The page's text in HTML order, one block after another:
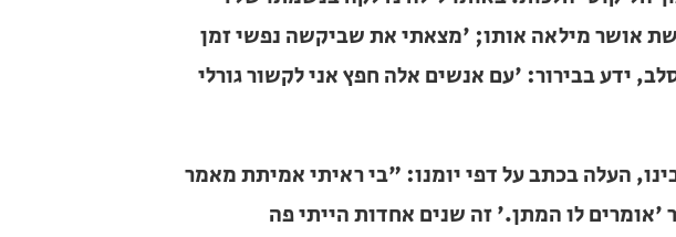
הליקוטי הלכות. באותו לילה נדלקה בנשמתו של ר'
אושר מילאה אותו; 'מצאתי את שביקשה נפשי זמן
ידע בבירור: 'עם אנשים אלה חפץ אני לקשור גורלי
העלה בכתב על דפי יומנו: "בי ראיתי אמיתת